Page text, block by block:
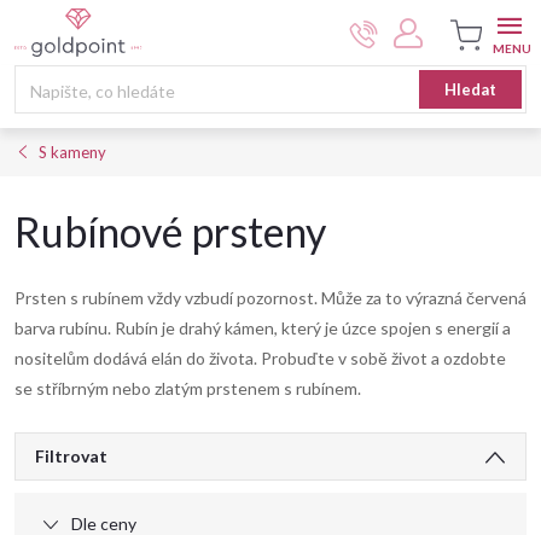
na
Hledat
Nákupní
košík
S kameny
Rubínové prsteny
Prsten s rubínem vždy vzbudí pozornost. Může za to výrazná červená
barva rubínu. Rubín je drahý kámen, který je úzce spojen s energií a
nositelům dodává elán do života. Probuďte v sobě život a ozdobte
se stříbrným nebo zlatým prstenem s rubínem.
Filtrovat
Dle ceny
V